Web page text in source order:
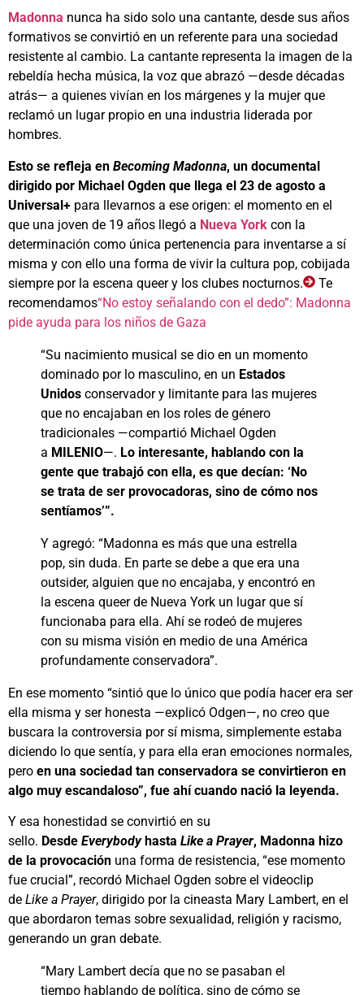
Madonna nunca ha sido solo una cantante, desde sus años
formativos se convirtió en un referente para una sociedad
resistente al cambio. La cantante representa la imagen de la
rebeldía hecha música, la voz que abrazó —desde décadas
atrás— a quienes vivían en los márgenes y la mujer que
reclamó un lugar propio en una industria liderada por
hombres.
Esto se refleja en Becoming Madonna, un documental
dirigido por Michael Ogden que llega el 23 de agosto a
Universal+ para llevarnos a ese origen: el momento en el
que una joven de 19 años llegó a Nueva York con la
determinación como única pertenencia para inventarse a sí
misma y con ello una forma de vivir la cultura pop, cobijada
siempre por la escena queer y los clubes nocturnos.
Te
recomendamos“No estoy señalando con el dedo”: Madonna
pide ayuda para los niños de Gaza
“Su nacimiento musical se dio en un momento
dominado por lo masculino, en un Estados
Unidos conservador y limitante para las mujeres
que no encajaban en los roles de género
tradicionales —compartió Michael Ogden
a MILENIO—. Lo interesante, hablando con la
gente que trabajó con ella, es que decían: ‘No
se trata de ser provocadoras, sino de cómo nos
sentíamos’”.
Y agregó: “Madonna es más que una estrella
pop, sin duda. En parte se debe a que era una
outsider, alguien que no encajaba, y encontró en
la escena queer de Nueva York un lugar que sí
funcionaba para ella. Ahí se rodeó de mujeres
con su misma visión en medio de una América
profundamente conservadora”.
En ese momento “sintió que lo único que podía hacer era ser
ella misma y ser honesta —explicó Odgen—, no creo que
buscara la controversia por sí misma, simplemente estaba
diciendo lo que sentía, y para ella eran emociones normales,
pero en una sociedad tan conservadora se convirtieron en
algo muy escandaloso”, fue ahí cuando nació la leyenda.
Y esa honestidad se convirtió en su
sello. Desde Everybodyhasta Like a Prayer, Madonna hizo
de la provocación una forma de resistencia, “ese momento
fue crucial”, recordó Michael Ogden sobre el videoclip
de Like a Prayer, dirigido por la cineasta Mary Lambert, en el
que abordaron temas sobre sexualidad, religión y racismo,
generando un gran debate.
“Mary Lambert decía que no se pasaban el
tiempo hablando de política, sino de cómo se